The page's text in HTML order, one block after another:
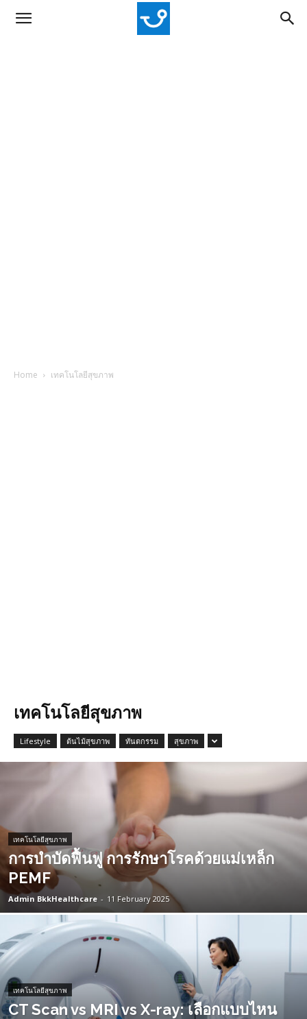
Home เทคโนโลยีสุขภาพ
เทคโนโลยีสุขภาพ
Lifestyle ต้นไม้สุขภาพ ทันตกรรม สุขภาพ
เทคโนโลยีสุขภาพ
การบำบัดฟื้นฟู การรักษาโรคด้วยแม่เหล็ก
PEMF
Admin BkkHealthcare - 11 February 2025
เทคโนโลยีสุขภาพ
CT Scan vs MRI vs X-ray: เลือกแบบไหน